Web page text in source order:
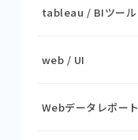
tableau / BIツール
web / UI
Webデータレポート